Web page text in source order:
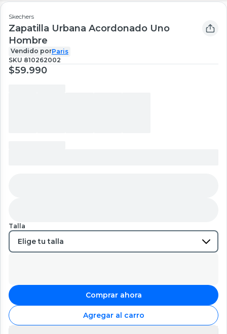
Skechers
Zapatilla Urbana Acordonado Uno
Hombre
Vendido porParis
SKU 810262002
$59.990
Talla
Comprar ahora
Agregar al carro